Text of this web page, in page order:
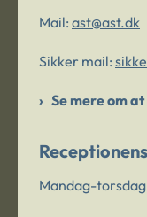
Mail: ast@ast.dk
Sikker mail:
Se mere om
Mandag-torsdag